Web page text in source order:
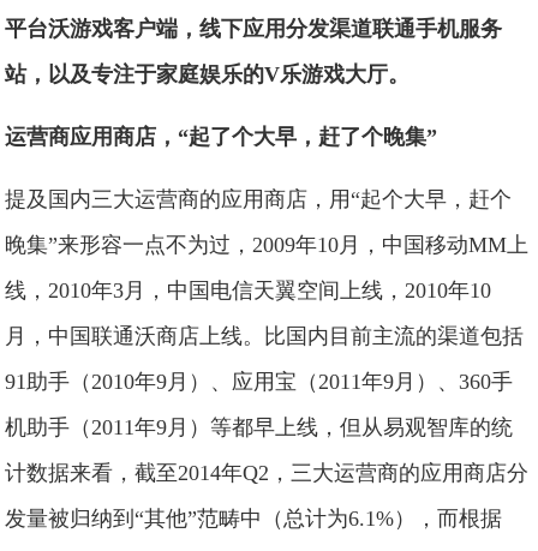
平台沃游戏客户端，线下应用分发渠道联通手机服务
站，以及专注于家庭娱乐的V乐游戏大厅。
运营商应用商店，“起了个大早，赶了个晚集”
提及国内三大运营商的应用商店，用“起个大早，赶个
晚集”来形容一点不为过，2009年10月，中国移动MM上
线，2010年3月，中国电信天翼空间上线，2010年10
月，中国联通沃商店上线。比国内目前主流的渠道包括
91助手（2010年9月）、应用宝（2011年9月）、360手
机助手（2011年9月）等都早上线，但从易观智库的统
计数据来看，截至2014年Q2，三大运营商的应用商店分
发量被归纳到“其他”范畴中（总计为6.1%），而根据